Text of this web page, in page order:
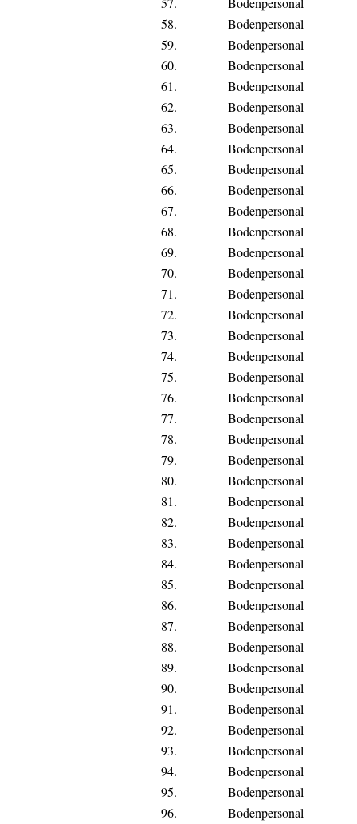
58.
Bodenpersonal
59.
Bodenpersonal
60.
Bodenpersonal
61.
Bodenpersonal
62.
Bodenpersonal
63.
Bodenpersonal
64.
Bodenpersonal
65.
Bodenpersonal
66.
Bodenpersonal
67.
Bodenpersonal
68.
Bodenpersonal
69.
Bodenpersonal
70.
Bodenpersonal
71.
Bodenpersonal
72.
Bodenpersonal
73.
Bodenpersonal
74.
Bodenpersonal
75.
Bodenpersonal
76.
Bodenpersonal
77.
Bodenpersonal
78.
Bodenpersonal
79.
Bodenpersonal
80.
Bodenpersonal
81.
Bodenpersonal
82.
Bodenpersonal
83.
Bodenpersonal
84.
Bodenpersonal
85.
Bodenpersonal
86.
Bodenpersonal
87.
Bodenpersonal
88.
Bodenpersonal
89.
Bodenpersonal
90.
Bodenpersonal
91.
Bodenpersonal
92.
Bodenpersonal
93.
Bodenpersonal
94.
Bodenpersonal
95.
Bodenpersonal
96.
Bodenpersonal